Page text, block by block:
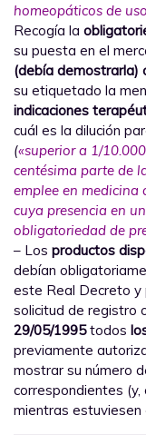
homeopáticos de
Recogía la
su puesta en el
(debía demostrarla)
su etiquetado la
indicaciones
cuál es la dilución
(«superior a 1/10.000
centésima parte de
emplee en
cuya presencia en
obligatoriedad de
– Los productos
debían
este Real Decreto y
solicitud de registro
29/05/1995todos
previamente
mostrar su número
correspondientes
mientras estuviesen